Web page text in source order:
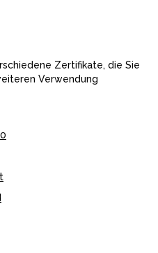
Zertifikate, die Sie
Verwendung